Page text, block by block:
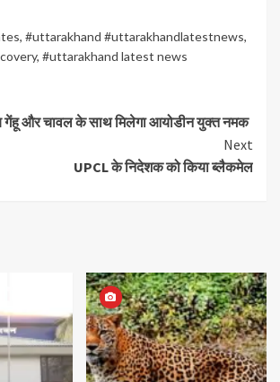
, #uttarakhand #uttarakhandlatestnews,
, #uttarakhand latest news
गेंहू और चावल के साथ मिलेगा आयोडीन युक्त नमक
Next
UPCL के निदेशक को किया ब्लैकमेल